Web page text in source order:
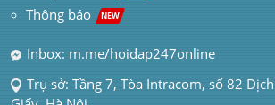
Thông báo NEW
Inbox: m.me/hoidap247online
Trụ sở: Tầng 7, Tòa Intracom, số 82